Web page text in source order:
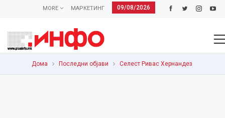
09/08/2026
МАРКЕТИНГ
MORE
Дома Последни објави Селест Ривас Хернандез